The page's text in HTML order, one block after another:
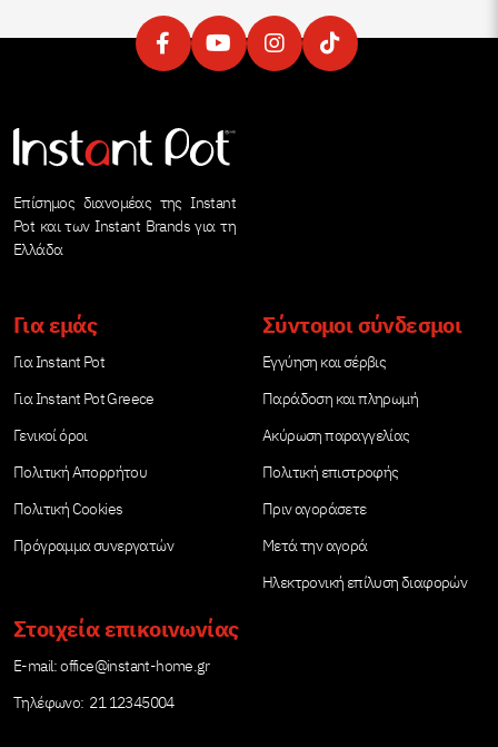
Επίσημος διανομέας της Instant
Pot και των Instant Brands για τη
Ελλάδα
Για εμάς
Για Instant Pot
Για Instant Pot Greece
Γενικοί όροι
Πολιτική Απορρήτου
Πολιτική Cookies
Πρόγραμμα συνεργατών
Σύντομοι σύνδεσμοι
Εγγύηση και σέρβις
Παράδοση και πληρωμή
Ακύρωση παραγγελίας
Πολιτική επιστροφής
Πριν αγοράσετε
Μετά την αγορά
Ηλεκτρονική επίλυση διαφορών
Στοιχεία επικοινωνίας
Е-mail:office@instant-home.gr
Τηλέφωνο: 21 12345004